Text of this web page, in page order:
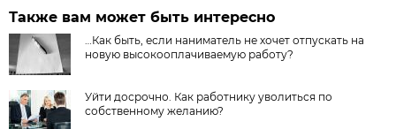
Также вам может быть интересно
…Как быть, если наниматель не хочет отпускать на
новую высокооплачиваемую работу?
Уйти досрочно. Как работнику уволиться по
собственному желанию?